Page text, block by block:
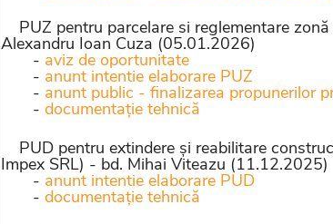
PUZ pentru parcelare si reglementare
Alexandru Ioan Cuza (05.01.2026)
- aviz de oportunitate
- anunt intentie elaborare PUZ
- anunt public - finalizarea propunerilor
- documentație tehnică
PUD pentru extindere și reabilitare
Impex SRL) - bd. Mihai Viteazu (11.12.2025)
- anunt intentie elaborare PUD
- documentație tehnică